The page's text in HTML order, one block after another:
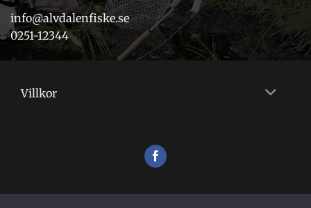
info@alvdalenfiske.se
0251-12344
Villkor